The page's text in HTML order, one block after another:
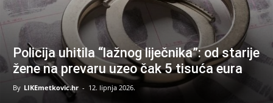
Policija uhitila “lažnog liječnika”: od starije
žene na prevaru uzeo čak 5 tisuća eura
By LIKEmetkovic.hr - 12. lipnja 2026.